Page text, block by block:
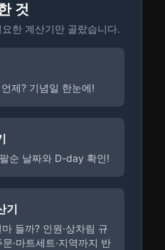
것
한 계산기만 골랐습니다.
제? 기념일 한눈에!
순 날짜와 D-day 확인!
기
들까? 인원·상차림 규
·마트세트·지역까지 반